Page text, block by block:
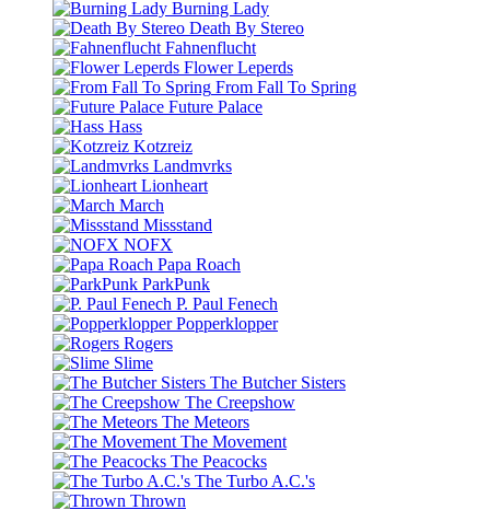
Burning Lady
Death By Stereo
Fahnenflucht
Flower Leperds
From Fall To Spring
Future Palace
Hass
Kotzreiz
Landmvrks
Lionheart
March
Missstand
NOFX
Papa Roach
ParkPunk
P. Paul Fenech
Popperklopper
Rogers
Slime
The Butcher Sisters
The Creepshow
The Meteors
The Movement
The Peacocks
The Turbo A.C.'s
Thrown